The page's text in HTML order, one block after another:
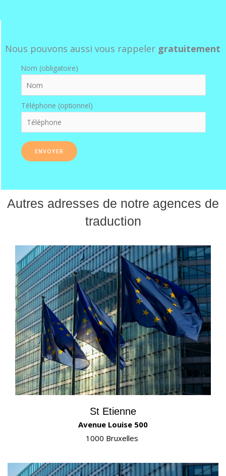
Nous pouvons aussi vous rappeler gratuitement
Nom (obligatoire)
Téléphone (optionnel)
Autres adresses de notre agences de
traduction
St Etienne
Avenue Louise 500
1000 Bruxelles